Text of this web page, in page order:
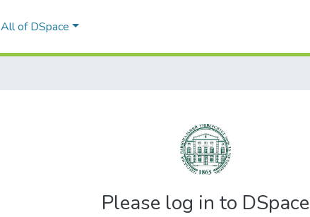
All of DSpace
Please log in to DSpace